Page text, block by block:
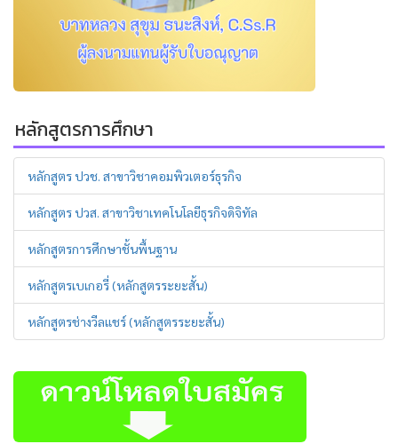
หลักสูตรการศึกษา
หลักสูตร ปวช. สาขาวิชาคอมพิวเตอร์ธุรกิจ
หลักสูตร ปวส. สาขาวิชาเทคโนโลยีธุรกิจดิจิทัล
หลักสูตรการศึกษาชั้นพื้นฐาน
หลักสูตรเบเกอรี่ (หลักสูตรระยะสั้น)
หลักสูตรช่างวีลแชร์ (หลักสูตรระยะสั้น)